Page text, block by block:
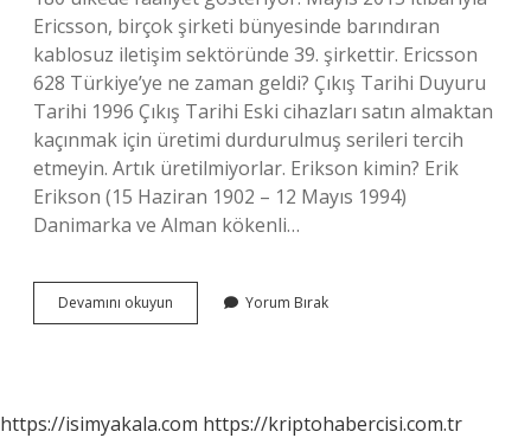
Ericsson, birçok şirketi bünyesinde barındıran
kablosuz iletişim sektöründe 39. şirkettir. Ericsson
628 Türkiye’ye ne zaman geldi? Çıkış Tarihi Duyuru
Tarihi 1996 Çıkış Tarihi Eski cihazları satın almaktan
kaçınmak için üretimi durdurulmuş serileri tercih
etmeyin. Artık üretilmiyorlar. Erikson kimin? Erik
Erikson (15 Haziran 1902 – 12 Mayıs 1994)
Danimarka ve Alman kökenli…
Devamını okuyun Ericsson
Neyi
Yorum Bırak
https://isimyakala.com https://kriptohabercisi.com.tr